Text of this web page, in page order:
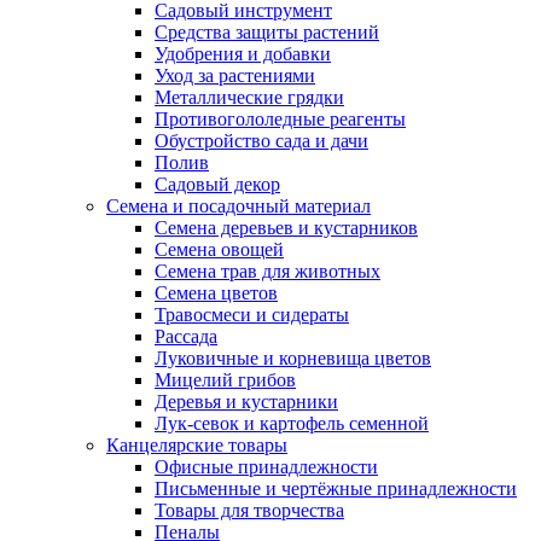
Садовый инструмент
Средства защиты растений
Удобрения и добавки
Уход за растениями
Металлические грядки
Противогололедные реагенты
Обустройство сада и дачи
Полив
Садовый декор
Семена и посадочный материал
Семена деревьев и кустарников
Семена овощей
Семена трав для животных
Семена цветов
Травосмеси и сидераты
Рассада
Луковичные и корневища цветов
Мицелий грибов
Деревья и кустарники
Лук-севок и картофель семенной
Канцелярские товары
Офисные принадлежности
Письменные и чертёжные принадлежности
Товары для творчества
Пеналы